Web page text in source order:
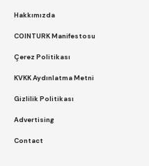
Hakkımızda
COINTURK Manifestosu
Çerez Politikası
KVKK Aydınlatma Metni
Gizlilik Politikası
Advertising
Contact